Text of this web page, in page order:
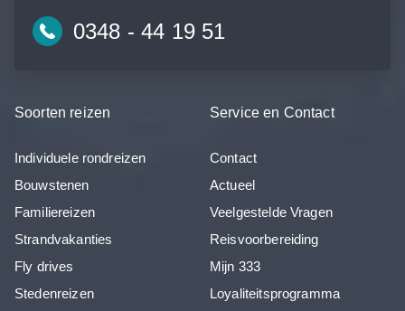
0348 - 44 19 51
Soorten reizen
Individuele rondreizen
Bouwstenen
Familiereizen
Strandvakanties
Fly drives
Stedenreizen
Service en Contact
Contact
Actueel
Veelgestelde Vragen
Reisvoorbereiding
Mijn 333
Loyaliteitsprogramma